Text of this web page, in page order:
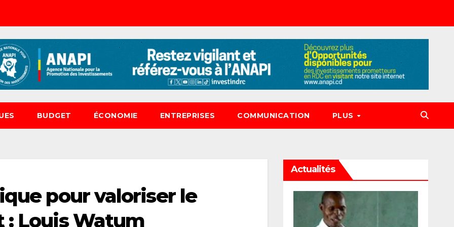
BUDGET ÉCONOMIE ENTREPRISES COMMUNICATION PLUS
pour valoriser le
Louis Watum
Actualités